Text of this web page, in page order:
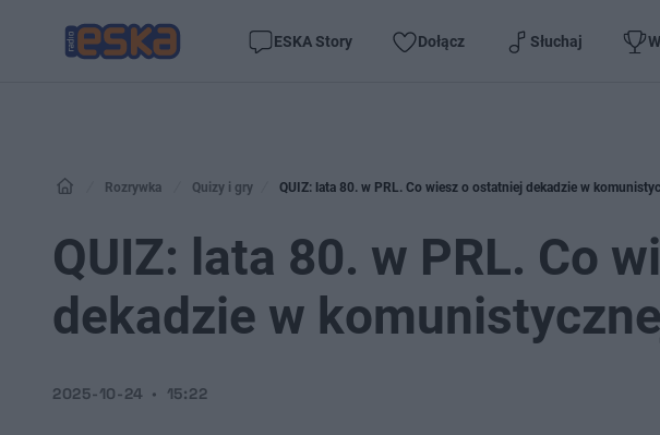
ESKA Story Dołącz Słuchaj
Rozrywka Quizy i gry QUIZ: lata 80. w PRL. Co wiesz o ostatniej dekadzie w
QUIZ: lata 80. w PRL. Co
dekadzie w
2025-10-24 15:22